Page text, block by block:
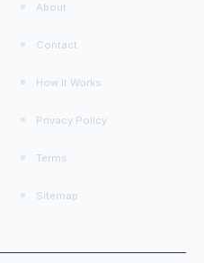
About
Contact
How It Works
Privacy Policy
Terms
Sitemap